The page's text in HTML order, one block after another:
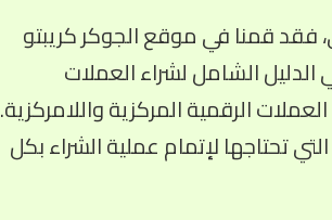
فقد قمنا في موقع الجوكر كريبتو
الشامل لشراء العملات
الرقمية المركزية واللامركزية.
تحتاجها لإتمام عملية الشراء بكل